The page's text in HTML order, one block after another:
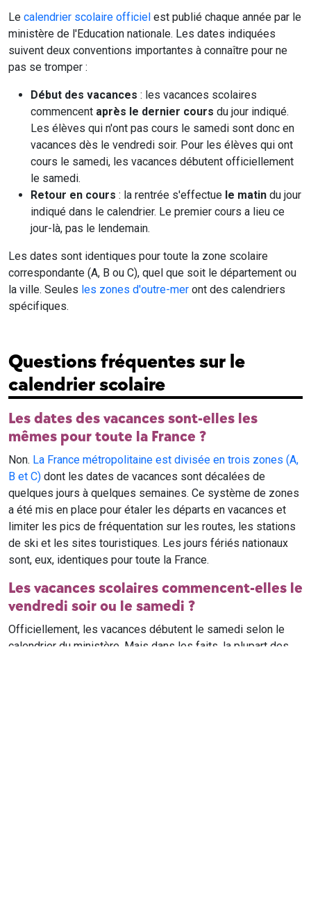
Le calendrier scolaire officiel est publié chaque année par le
ministère de l'Education nationale. Les dates indiquées
suivent deux conventions importantes à connaître pour ne
pas se tromper :
Début des vacances : les vacances scolaires
commencent après le dernier cours du jour indiqué.
Les élèves qui n'ont pas cours le samedi sont donc en
vacances dès le vendredi soir. Pour les élèves qui ont
cours le samedi, les vacances débutent officiellement
le samedi.
Retour en cours : la rentrée s'effectue le matin du jour
indiqué dans le calendrier. Le premier cours a lieu ce
jour-là, pas le lendemain.
Les dates sont identiques pour toute la zone scolaire
correspondante (A, B ou C), quel que soit le département ou
la ville. Seules les zones d'outre-mer ont des calendriers
spécifiques.
Questions fréquentes sur le
calendrier scolaire
Les dates des vacances sont-elles les
mêmes pour toute la France ?
Non. La France métropolitaine est divisée en trois zones (A,
B et C) dont les dates de vacances sont décalées de
quelques jours à quelques semaines. Ce système de zones
a été mis en place pour étaler les départs en vacances et
limiter les pics de fréquentation sur les routes, les stations
de ski et les sites touristiques. Les jours fériés nationaux
sont, eux, identiques pour toute la France.
Les vacances scolaires commencent-elles le
vendredi soir ou le samedi ?
Officiellement, les vacances débutent le samedi selon le
calendrier du ministère. Mais dans les faits, la plupart des